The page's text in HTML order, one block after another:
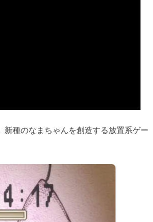
新種のなまちゃんを創造する放置系ゲー